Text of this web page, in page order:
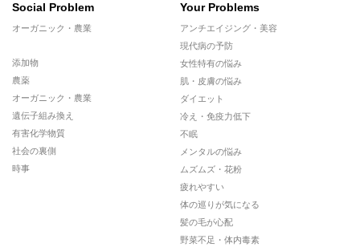
Social Problem
オーガニック・農業
添加物
農薬
オーガニック・農業
遺伝子組み換え
有害化学物質
社会の裏側
時事
Your Problems
アンチエイジング・美容
現代病の予防
女性特有の悩み
肌・皮膚の悩み
ダイエット
冷え・免疫力低下
不眠
メンタルの悩み
ムズムズ・花粉
疲れやすい
体の巡りが気になる
髪の毛が心配
野菜不足・体内毒素